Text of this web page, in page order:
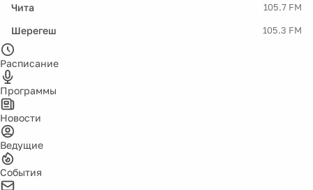
Чита 105.7 FM
Шерегеш 105.3 FM
Расписание
Программы
Новости
Ведущие
События